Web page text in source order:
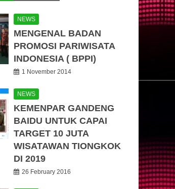
NEWS
MENGENAL BADAN
PROMOSI PARIWISATA
INDONESIA ( BPPI)
1 November 2014
NEWS
KEMENPAR GANDENG
BAIDU UNTUK CAPAI
TARGET 10 JUTA
WISATAWAN TIONGKOK
DI 2019
26 February 2016